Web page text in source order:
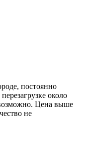
постоянно
около
Цена выше
не